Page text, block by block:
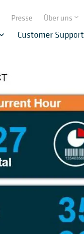
Presse Über uns
Customer Support